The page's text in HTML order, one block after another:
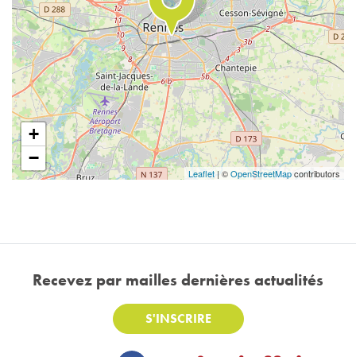
+
−
Leaflet | ©OpenStreetMapcontributors
Recevez par mailles dernières actualités
S'INSCRIRE